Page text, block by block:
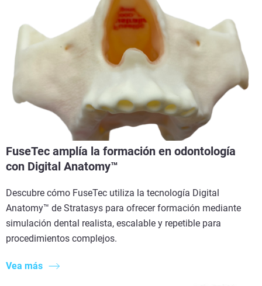
FuseTec amplía la formación en odontología
con Digital Anatomy™
Descubre cómo FuseTec utiliza la tecnología Digital
Anatomy™ de Stratasys para ofrecer formación mediante
simulación dental realista, escalable y repetible para
procedimientos complejos.
Vea más